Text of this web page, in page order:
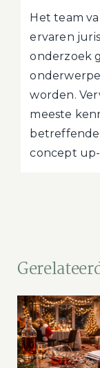
Het team
ervaren
onderzoek
worden.
meeste
betreffende
concept